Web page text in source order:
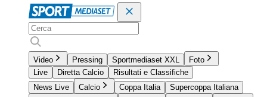
Video Pressing Sportmediaset XXL
Foto
Live
Diretta Calcio
Risultati e Classifiche
News Live
Calcio Coppa Italia
Supercoppa Italiana